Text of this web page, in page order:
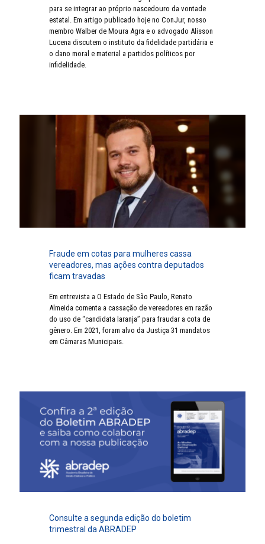
para se integrar ao próprio nascedouro da vontade
estatal. Em artigo publicado hoje no ConJur, nosso
membro Walber de Moura Agra e o advogado Alisson
Lucena discutem o instituto da fidelidade partidária e
o dano moral e material a partidos políticos por
infidelidade.
Fraude em cotas para mulheres cassa
vereadores, mas ações contra deputados
ficam travadas
Em entrevista a O Estado de São Paulo, Renato
Almeida comenta a cassação de vereadores em razão
do uso de “candidata laranja” para fraudar a cota de
gênero. Em 2021, foram alvo da Justiça 31 mandatos
em Câmaras Municipais.
Consulte a segunda edição do boletim
trimestral da ABRADEP